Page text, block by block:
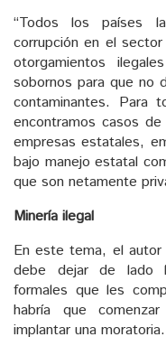
“Todos los países
corrupción en el
otorgamientos
sobornos para que no
contaminantes. Para
encontramos casos
empresas estatales,
bajo manejo estatal
que son netamente
Minería ilegal
En este tema, el autor
debe dejar de lado
formales que les
habría que
implantar una moratoria.